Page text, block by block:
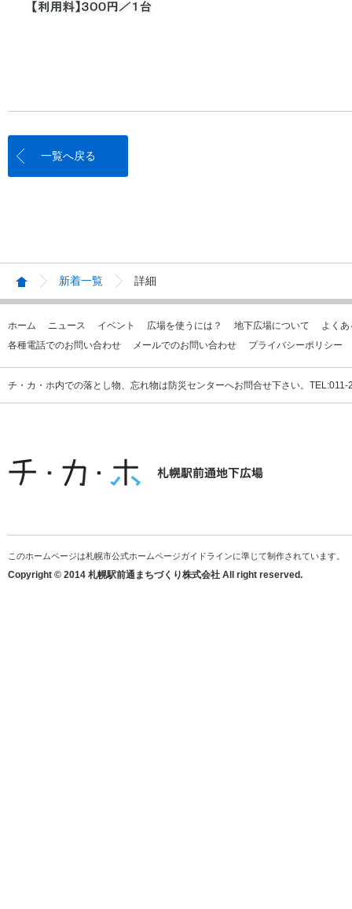
一覧へ戻る
新着一覧 詳細
ホーム ニュース イベント 広場を使うには？ 地下広場について
よく
各種電話でのお問い合わせ
メールでのお問い合わせ プライバシーポリシー
チ・カ・ホ内での落とし物、忘れ物は防災センターへお問合せ下さい。
このホームページは札幌市公式ホームページガイドラインに準じて制作されています。
Copyright © 2014 札幌駅前通まちづくり株式会社 All right reserved.